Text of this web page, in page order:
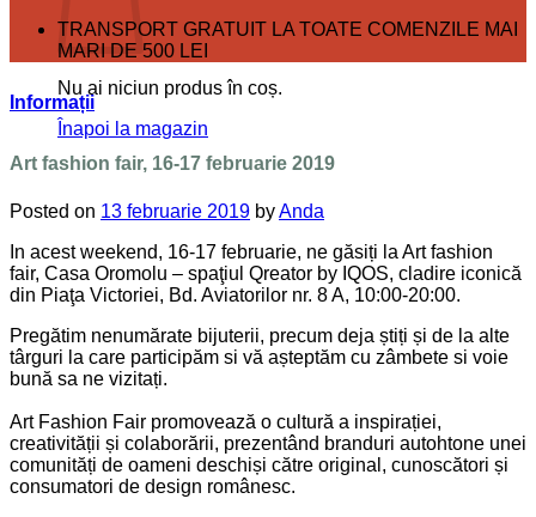
Nu ai niciun produs în coș.
Înapoi la magazin
TRANSPORT GRATUIT LA TOATE COMENZILE MAI
MARI DE 500 LEI
Informații
Art fashion fair, 16-17 februarie 2019
Posted on 13 februarie 2019 byAnda
In acest weekend, 16-17 februarie, ne găsiți la Art fashion
fair, Casa Oromolu – spaţiul Qreator by IQOS, cladire iconică
din Piaţa Victoriei, Bd. Aviatorilor nr. 8 A, 10:00-20:00.
Pregătim nenumărate bijuterii, precum deja știți și de la alte
târguri la care participăm si vă așteptăm cu zâmbete si voie
bună sa ne vizitați.
Art Fashion Fair promovează o cultură a inspirației,
creativității și colaborării, prezentând branduri autohtone unei
comunități de oameni deschiși către original, cunoscători și
consumatori de design românesc.